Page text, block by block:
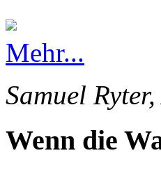
Mehr...
Samuel
Wenn die